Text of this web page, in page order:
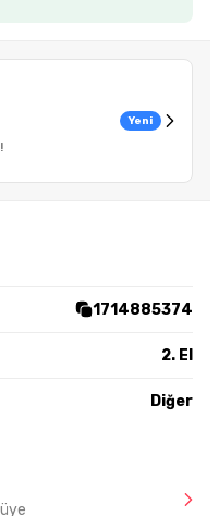
Yeni
1714885374
2. El
Diğer